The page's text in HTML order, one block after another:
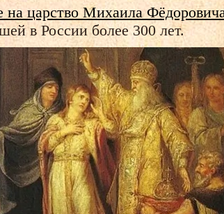
на царство Михаила
в России более 300 лет.